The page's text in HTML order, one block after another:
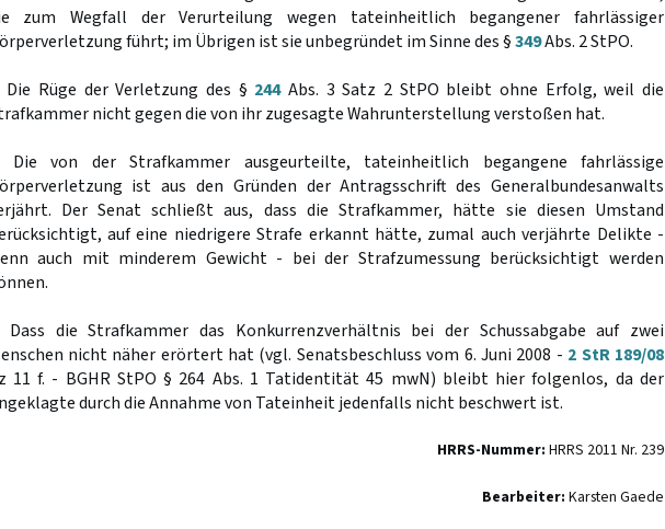
zum Wegfall der Verurteilung wegen tateinheitlich begangener fahrlässiger
führt; im Übrigen ist sie unbegründet im Sinne des §349Abs. 2 StPO.
Die Rüge der Verletzung des § 244Abs. 3 Satz 2 StPO bleibt ohne Erfolg, weil die
nicht gegen die von ihr zugesagte Wahrunterstellung verstoßen hat.
Die von der Strafkammer ausgeurteilte, tateinheitlich begangene fahrlässige
ist aus den Gründen der Antragsschrift des Generalbundesanwalts
Der Senat schließt aus, dass die Strafkammer, hätte sie diesen Umstand
auf eine niedrigere Strafe erkannt hätte, zumal auch verjährte Delikte -
auch mit minderem Gewicht - bei der Strafzumessung berücksichtigt werden
Dass die Strafkammer das Konkurrenzverhältnis bei der Schussabgabe auf zwei
nicht näher erörtert hat (vgl. Senatsbeschluss vom 6. Juni 2008 - 2 StR 189/08
11 f. - BGHR StPO § 264 Abs. 1 Tatidentität 45 mwN) bleibt hier folgenlos, da der
durch die Annahme von Tateinheit jedenfalls nicht beschwert ist.
HRRS-Nummer: HRRS 2011 Nr. 239
Bearbeiter: Karsten Gaede